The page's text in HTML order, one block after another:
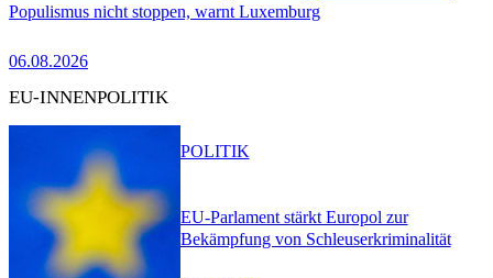
Populismus nicht stoppen, warnt Luxemburg
06.08.2026
EU-INNENPOLITIK
EU-Parlament stärkt Europol zur
Bekämpfung von Schleuserkriminalität
POLITIK